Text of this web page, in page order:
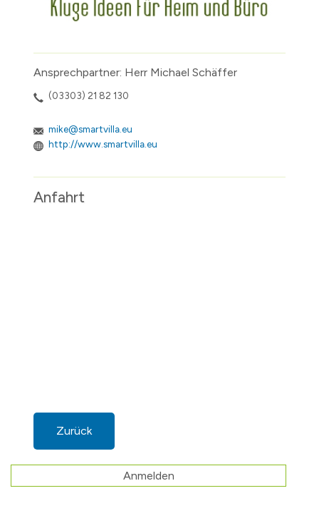
Ansprechpartner: Herr Michael Schäffer
(03303) 21 82 130
mike@smartvilla.eu
http://www.smartvilla.eu
Anfahrt
Zurück
Anmelden